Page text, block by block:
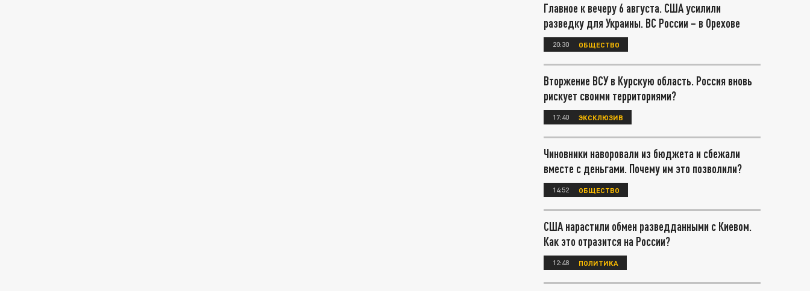
Главное к вечеру 6 августа. США усилили
разведку для Украины. ВС России – в Орехове
20:30 ОБЩЕСТВО
Вторжение ВСУ в Курскую область. Россия вновь
рискует своими территориями?
17:40 ЭКСКЛЮЗИВ
Чиновники наворовали из бюджета и сбежали
вместе с деньгами. Почему им это позволили?
14:52 ОБЩЕСТВО
США нарастили обмен разведданными с Киевом.
Как это отразится на России?
12:48 ПОЛИТИКА